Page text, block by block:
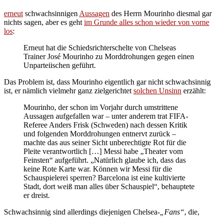
erneutschwachsinnigenAussagen des Herrn Mourinho diesmal gar
nichts sagen, aber es gehtim Grunde alles schon wieder von vorne
los:
Erneut hat die Schiedsrichterschelte von Chelseas
Trainer José Mourinho zu Morddrohungen gegen einen
Unparteiischen geführt.
Das Problem ist, dass Mourinho eigentlich gar nicht schwachsinnig
ist, er nämlich vielmehr ganz zielgerichtetsolchen Unsinn erzählt:
Mourinho, der schon im Vorjahr durch umstrittene
Aussagen aufgefallen war – unter anderem trat FIFA-
Referee Anders Frisk (Schweden) nach dessen Kritik
und folgenden Morddrohungen entnervt zurück –
machte das aus seiner Sicht unberechtigte Rot für die
Pleite verantwortlich […] Messi habe „Theater vom
Feinsten“ aufgeführt. „Natürlich glaube ich, dass das
keine Rote Karte war. Können wir Messi für die
Schauspielerei sperren? Barcelona ist eine kultivierte
Stadt, dort weiß man alles über Schauspiel“, behauptete
er dreist.
Schwachsinnig sind allerdings diejenigen Chelsea-„Fans“, die,